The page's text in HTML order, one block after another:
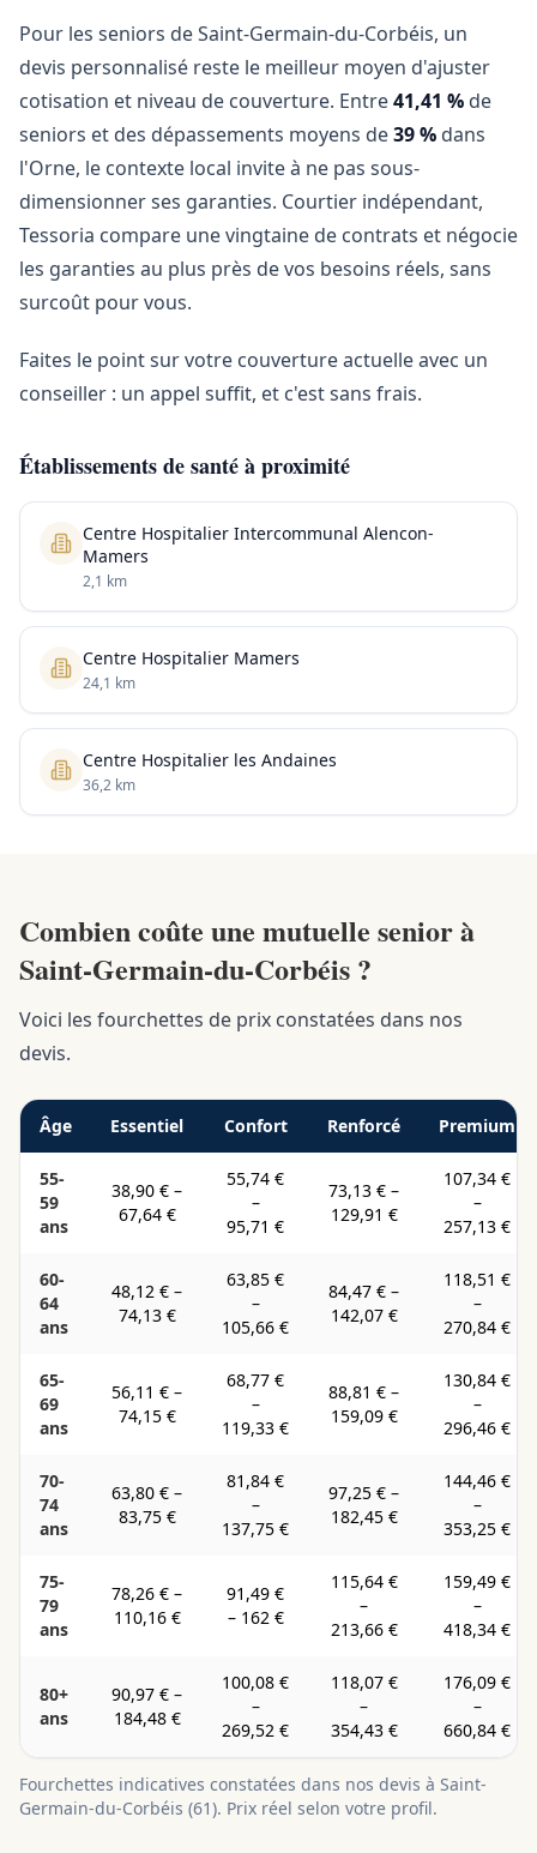
Pour les seniors de Saint-Germain-du-Corbéis, un
devis personnalisé reste le meilleur moyen d'ajuster
cotisation et niveau de couverture. Entre41,41 % de
seniors et des dépassements moyens de39 % dans
l'Orne, le contexte local invite à ne pas sous-
dimensionner ses garanties. Courtier indépendant,
Tessoria compare une vingtaine de contrats et négocie
les garanties au plus près de vos besoins réels, sans
surcoût pour vous.
Faites le point sur votre couverture actuelle avec un
conseiller : un appel suffit, et c'est sans frais.
Établissements de santé à proximité
Centre Hospitalier Intercommunal Alencon-
Mamers
2,1 km
Centre Hospitalier Mamers
24,1 km
Centre Hospitalier les Andaines
36,2 km
Combien coûte une mutuelle senior à
Saint-Germain-du-Corbéis ?
Voici les fourchettes de prix constatées dans nos
devis.
Âge Essentiel Confort Renforcé Premium
55-
59
ans
38,90 € –
67,64 €
55,74 €
–
95,71 €
73,13 € –
129,91 €
107,34 €
–
257,13 €
60-
64
ans
48,12 € –
74,13 €
63,85 €
–
105,66 €
84,47 € –
142,07 €
118,51 €
–
270,84 €
65-
69
ans
56,11 € –
74,15 €
68,77 €
–
119,33 €
88,81 € –
159,09 €
130,84 €
–
296,46 €
70-
74
ans
63,80 € –
83,75 €
81,84 €
–
137,75 €
97,25 € –
182,45 €
144,46 €
–
353,25 €
75-
79
ans
78,26 € –
110,16 €
91,49 €
– 162 €
115,64 €
–
213,66 €
159,49 €
–
418,34 €
80+
ans
90,97 € –
184,48 €
100,08 €
–
269,52 €
118,07 €
–
354,43 €
176,09 €
–
660,84 €
Fourchettes indicatives constatées dans nos devis à Saint-
Germain-du-Corbéis (61). Prix réel selon votre profil.